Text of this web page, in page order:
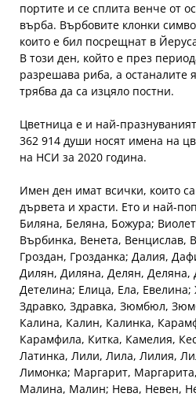
портите и се сплита венче от
върба. Върбовите клонки
които е бил посрещнат в
В този ден, който е през
разрешава риба, а останалите
трябва да са изцяло постни.
Цветница е и най-
362 914 души носят имена на
на НСИ за 2020 година.
Имен ден имат всички, които
дървета и храсти. Ето и най-
Биляна, Беляна, Божура;
Върбинка, Венета, Венцислав,
Гроздан, Грозданка; Далия,
Дилян, Диляна, Делян, Деляна,
Детелина; Елица, Ела,
Здравко, Здравка, Зюмбюл,
Калина, Калин, Калинка,
Карамфила, Китка, Камелия,
Латинка, Лили, Лила, Лилия,
Лимонка; Маргарит,
Малина, Малин; Нева, Невен,